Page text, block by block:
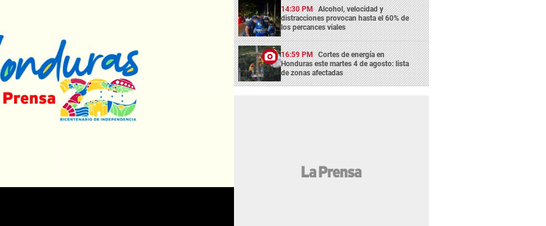
14:30 PM Alcohol, velocidad y
distracciones provocan hasta el 60% de
los percances viales
16:59 PM Cortes de energía en
Honduras este martes 4 de agosto: lista
de zonas afectadas